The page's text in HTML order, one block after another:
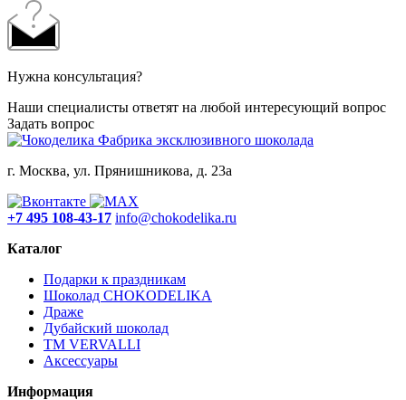
Нужна консультация?
Наши специалисты ответят на любой интересующий вопрос
Задать вопрос
Фабрика эксклюзивного шоколада
г. Москва, ул. Прянишникова, д. 23а
+7 495 108-43-17 info@chokodelika.ru
Каталог
Подарки к праздникам
Шоколад CHOKODELIKA
Драже
Дубайский шоколад
ТМ VERVALLI
Аксессуары
Информация